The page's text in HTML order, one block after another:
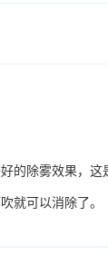
的除雾效果，这
就可以消除了。